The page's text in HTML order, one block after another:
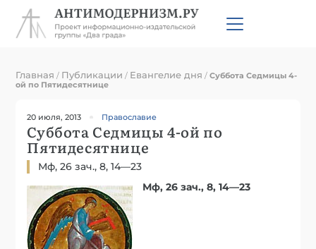
Главная / Публикации / Евангелие дня /Суббота Седмицы 4-
ой по Пятидесятнице
20 июля, 2013 Православие
Суббота Седмицы 4-ой по
Пятидесятнице
Мф, 26 зач., 8, 14—23
Мф, 26 зач., 8, 14—23